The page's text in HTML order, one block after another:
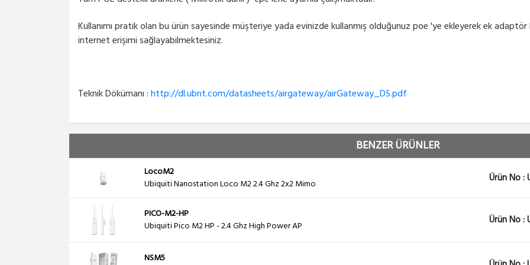
Kullanımı pratik olan bu ürün sayesinde müşteriye yada evinizde kullanmış olduğunuz poe 'ye ekleyerek ek
internet erişimi sağlayabilmektesiniz.
Teknik Dökümanı :http://dl.ubnt.com/datasheets/airgateway/airGateway_DS.pdf
BENZER ÜRÜNLER
LocoM2
Ubiquiti Nanostation Loco M2 2.4 Ghz 2x2 Mimo
Ürün No :
PICO-M2-HP
Ubiquiti Pico M2 HP - 2.4 Ghz High Power AP
Ürün No :
NSM5